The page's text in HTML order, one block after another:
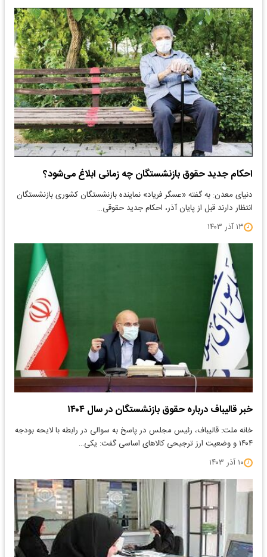
احکام جدید حقوق بازنشستگان چه زمانی ابلاغ می‌شود؟
دنیای معدن: به گفته «عسگر فریاد» نماینده بازنشستگان کشوری بازنشستگان
انتظار دارند قبل از پایان آذر، احکام جدید حقوقی…
۱۳ آذر ۱۴۰۳
خبر قالیباف درباره حقوق بازنشستگان در سال ۱۴۰۴
خانه ملت: قالیباف، رئیس مجلس در پاسخ به سوالی در رابطه با لایحه بودجه
۱۴۰۴ و وضعیت ارز ترجیحی کالاهای اساسی گفت: یکی…
۱۰ آذر ۱۴۰۳